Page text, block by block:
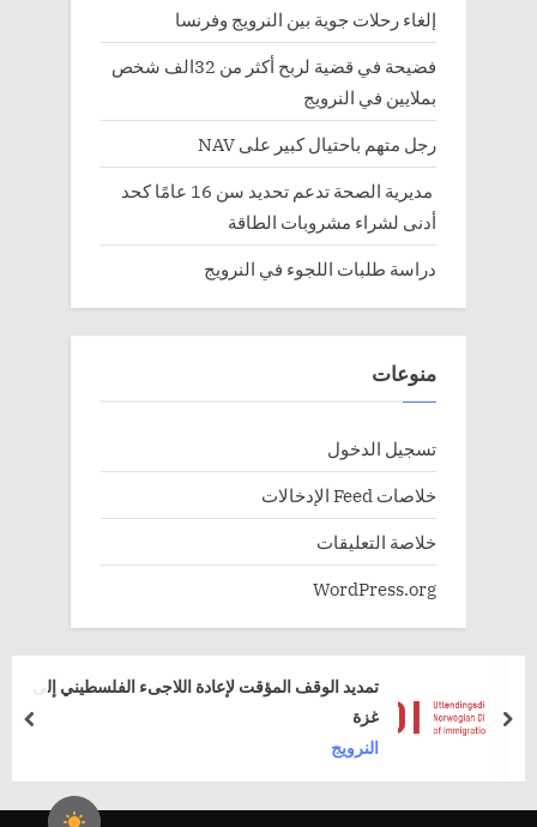
إلغاء رحلات جوية بين النرويج وفرنسا
فضيحة في قضية لربح أكثر من 32الف شخص
بملايين في النرويج
رجل متهم باحتيال كبير على NAV
مديرية الصحة تدعم تحديد سن 16 عامًا كحد
أدنى لشراء مشروبات الطاقة
دراسة طلبات اللجوء في النرويج
منوعات
تسجيل الدخول
خلاصات Feed الإدخالات
خلاصة التعليقات
WordPress.org
تمديد الوقف المؤقت لإعادة اللاجىء الفلسطيني إلى
غزة
النرويج
next